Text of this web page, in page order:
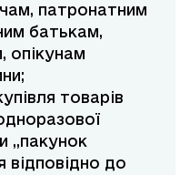
патронатним
батькам,
опікунам
товарів
,,пакунок
відповідно до